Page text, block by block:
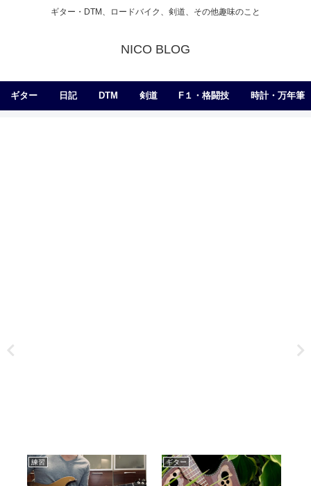
ギター・DTM、ロードバイク、剣道、その他趣味のこと
NICO BLOG
ギター 日記 DTM 剣道 F１・格闘技 時計・万年筆
練習 ギター